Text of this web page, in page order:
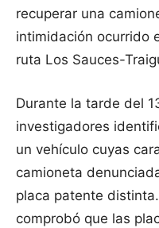
recuperar una
intimidación ocurrido
ruta Los Sauces-
Durante la tarde del
investigadores
un vehículo cuyas
camioneta
placa patente
comprobó que las